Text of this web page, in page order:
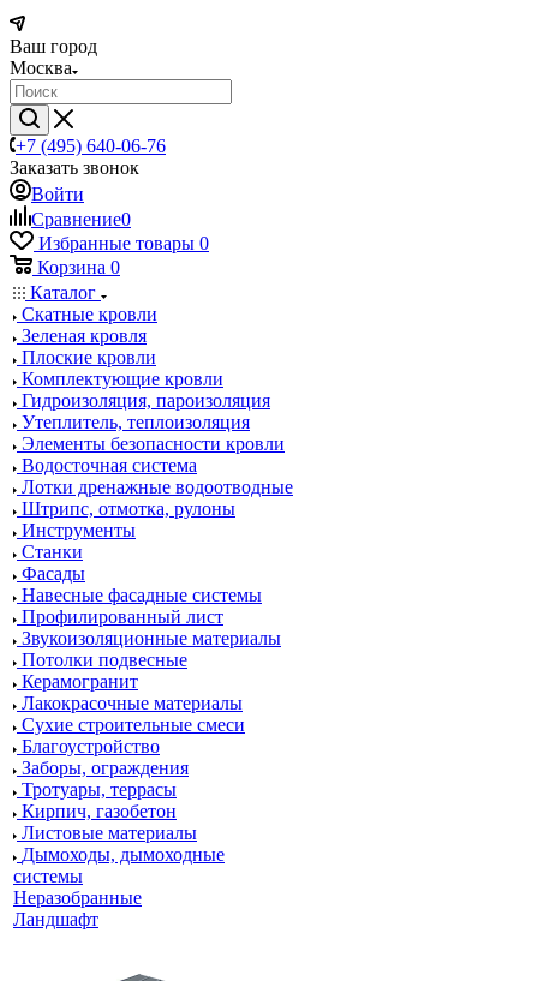
Ваш город
Москва
+7 (495) 640-06-76
Заказать звонок
Войти
Сравнение0
Избранные товары 0
Корзина 0
Каталог
Скатные кровли
Зеленая кровля
Плоские кровли
Комплектующие кровли
Гидроизоляция, пароизоляция
Утеплитель, теплоизоляция
Элементы безопасности кровли
Водосточная система
Лотки дренажные водоотводные
Штрипс, отмотка, рулоны
Инструменты
Станки
Фасады
Навесные фасадные системы
Профилированный лист
Звукоизоляционные материалы
Потолки подвесные
Керамогранит
Лакокрасочные материалы
Сухие строительные смеси
Благоустройство
Заборы, ограждения
Тротуары, террасы
Кирпич, газобетон
Листовые материалы
Дымоходы, дымоходные
системы
Неразобранные
Ландшафт